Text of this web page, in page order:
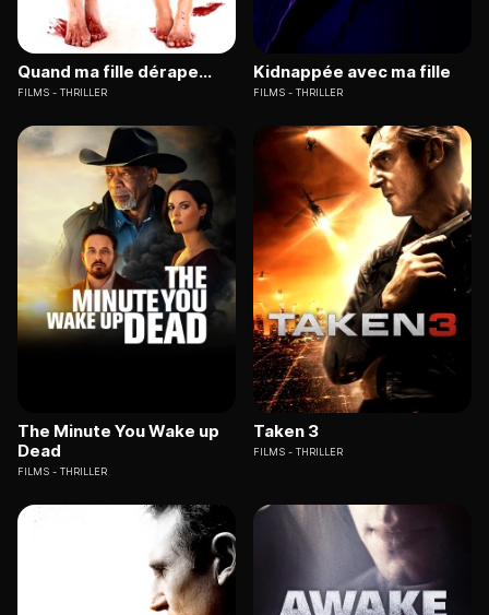
Quand ma fille dérape...
FILMS THRILLER
Kidnappée avec ma fille
FILMS THRILLER
The Minute You Wake up
Dead
FILMS THRILLER
Taken 3
FILMS THRILLER